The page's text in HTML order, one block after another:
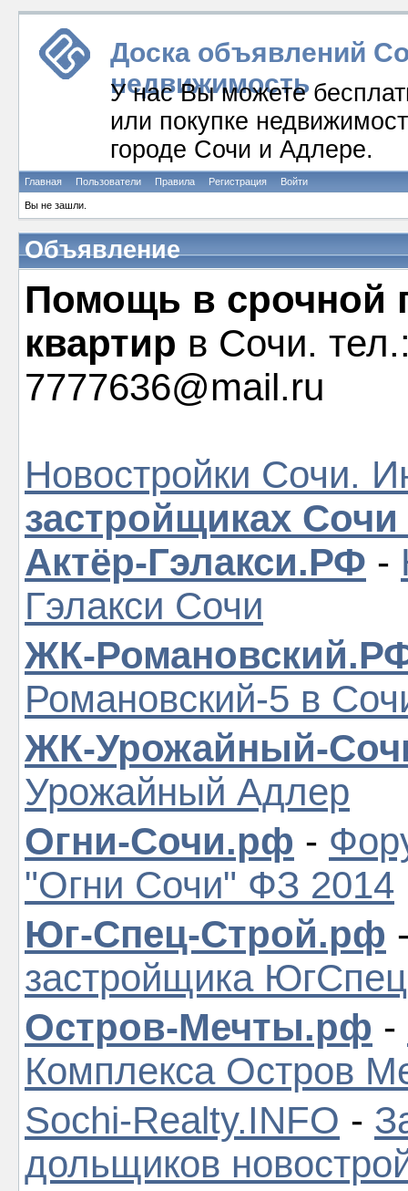
Доска объявлений
недвижимость
У нас Вы можете
или покупке
городе Сочи и Адлере.
Главная Пользователи Правила Регистрация Войти
Вы не зашли.
Объявление
Помощь в срочной
квартир в Сочи.
7777636@mail.ru
Новостройки Сочи.
застройщиках Сочи
Актёр-Гэлакси.РФ -
Гэлакси Сочи
ЖК-
Романовский-5 в
ЖК-Урожайный-
Урожайный Адлер
Огни-Сочи.рф -
"Огни Сочи" ФЗ 2014
Юг-Спец-Строй.рф
застройщика
Остров-Мечты.рф -
Комплекса Остров
Sochi-Realty.INFO -
дольщиков